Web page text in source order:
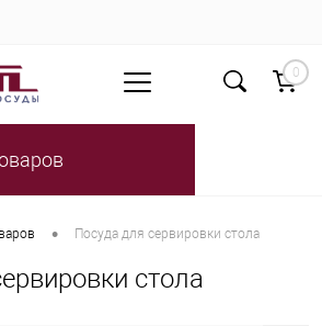
0
• Посуда для сервировки стола
стола